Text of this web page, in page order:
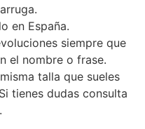
en España.
siempre que
el nombre o frase.
talla que sueles
tienes dudas consulta